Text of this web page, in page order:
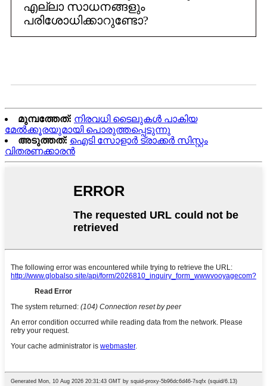
എല്ലാ സാധനങ്ങളും
പരിശോധിക്കാറുണ്ടോ?
മുമ്പത്തേത്: നിരവധി ടൈലുകൾ പാകിയ
മേൽക്കൂരയുമായി പൊരുത്തപ്പെടുന്നു
അടുത്തത്: ഐടി സോളാർ ട്രാക്കർ സിസ്റ്റം
വിതരണക്കാരൻ